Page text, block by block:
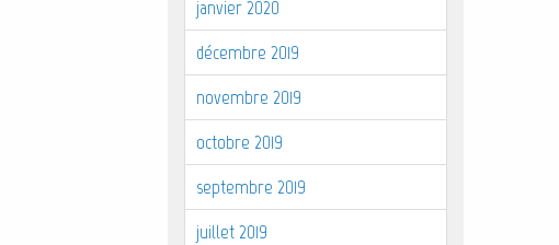
janvier 2020
décembre 2019
novembre 2019
octobre 2019
septembre 2019
juillet 2019